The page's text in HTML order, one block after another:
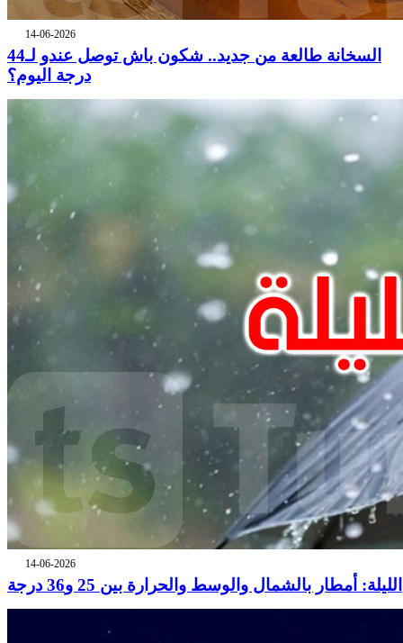
14-06-2026
السخانة طالعة من جديد.. شكون باش توصل عندو لـ44
درجة اليوم؟
14-06-2026
الليلة: أمطار بالشمال والوسط والحرارة بين 25 و36 درجة